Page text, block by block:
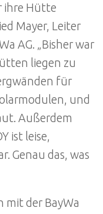
ihre Hütte
Mayer, Leiter
AG. „Bisher war
liegen zu
für
und
Außerdem
ist leise,
Genau das, was
mit der BayWa